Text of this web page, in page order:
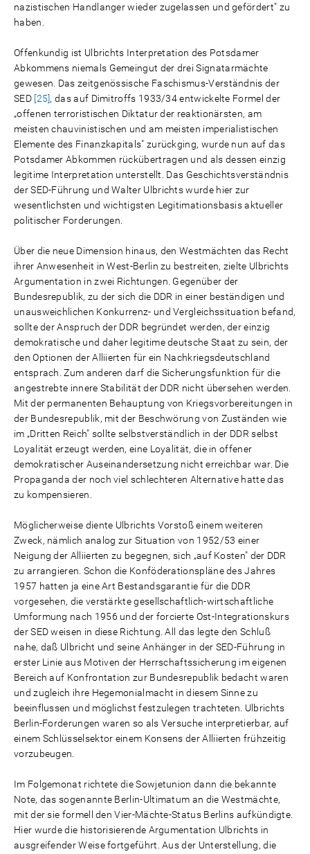
nazistischen Handlanger wieder zugelassen und gefördert" zu
haben.
Offenkundig ist Ulbrichts Interpretation des Potsdamer
Abkommens niemals Gemeingut der drei Signatarmächte
gewesen. Das zeitgenössische Faschismus-Verständnis der
SED [25], das auf Dimitroffs 1933/34 entwickelte Formel der
„offenen terroristischen Diktatur der reaktionärsten, am
meisten chauvinistischen und am meisten imperialistischen
Elemente des Finanzkapitals" zurückging, wurde nun auf das
Potsdamer Abkommen rückübertragen und als dessen einzig
legitime Interpretation unterstellt. Das Geschichtsverständnis
der SED-Führung und Walter Ulbrichts wurde hier zur
wesentlichsten und wichtigsten Legitimationsbasis aktueller
politischer Forderungen.
Über die neue Dimension hinaus, den Westmächten das Recht
ihrer Anwesenheit in West-Berlin zu bestreiten, zielte Ulbrichts
Argumentation in zwei Richtungen. Gegenüber der
Bundesrepublik, zu der sich die DDR in einer beständigen und
unausweichlichen Konkurrenz- und Vergleichssituation befand,
sollte der Anspruch der DDR begründet werden, der einzig
demokratische und daher legitime deutsche Staat zu sein, der
den Optionen der Alliierten für ein Nachkriegsdeutschland
entsprach. Zum anderen darf die Sicherungsfunktion für die
angestrebte innere Stabilität der DDR nicht übersehen werden.
Mit der permanenten Behauptung von Kriegsvorbereitungen in
der Bundesrepublik, mit der Beschwörung von Zuständen wie
im „Dritten Reich" sollte selbstverständlich in der DDR selbst
Loyalität erzeugt werden, eine Loyalität, die in offener
demokratischer Auseinandersetzung nicht erreichbar war. Die
Propaganda der noch viel schlechteren Alternative hatte das
zu kompensieren.
Möglicherweise diente Ulbrichts Vorstoß einem weiteren
Zweck, nämlich analog zur Situation von 1952/53 einer
Neigung der Alliierten zu begegnen, sich „auf Kosten" der DDR
zu arrangieren. Schon die Konföderationspläne des Jahres
1957 hatten ja eine Art Bestandsgarantie für die DDR
vorgesehen, die verstärkte gesellschaftlich-wirtschaftliche
Umformung nach 1956 und der forcierte Ost-Integrationskurs
der SED weisen in diese Richtung. All das legte den Schluß
nahe, daß Ulbricht und seine Anhänger in der SED-Führung in
erster Linie aus Motiven der Herrschaftssicherung im eigenen
Bereich auf Konfrontation zur Bundesrepublik bedacht waren
und zugleich ihre Hegemonialmacht in diesem Sinne zu
beeinflussen und möglichst festzulegen trachteten. Ulbrichts
Berlin-Forderungen waren so als Versuche interpretierbar, auf
einem Schlüsselsektor einem Konsens der Alliierten frühzeitig
vorzubeugen.
Im Folgemonat richtete die Sowjetunion dann die bekannte
Note, das sogenannte Berlin-Ultimatum an die Westmächte,
mit der sie formell den Vier-Mächte-Status Berlins aufkündigte.
Hier wurde die historisierende Argumentation Ulbrichts in
ausgreifender Weise fortgeführt. Aus der Unterstellung, die